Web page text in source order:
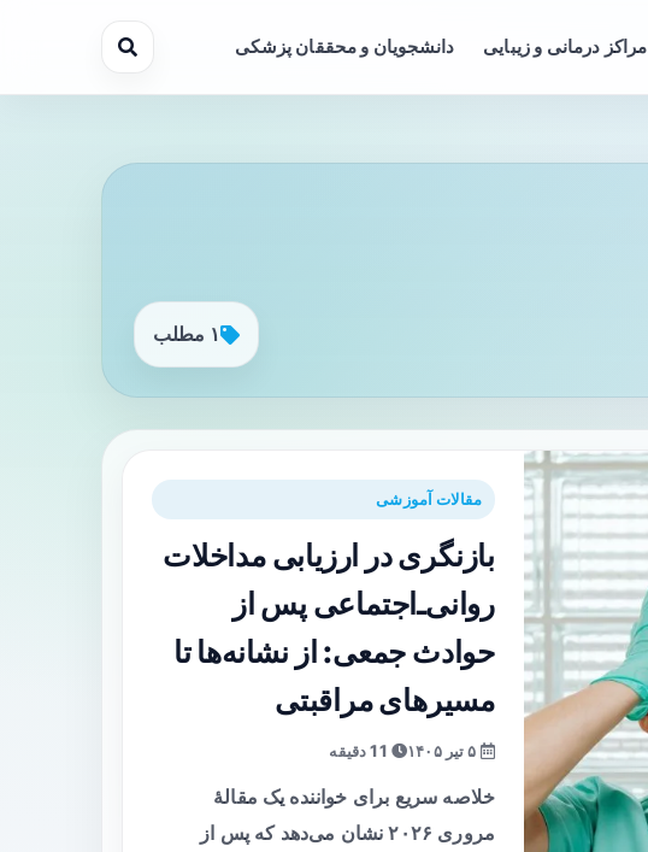
مراکز درمانی و زیبایی دانشجویان و محققان پزشکی
۱ مطلب
مقالات آموزشی
بازنگری در ارزیابی مداخلات
روانی‌ـ‌اجتماعی پس از
حوادث جمعی: از نشانه‌ها تا
مسیرهای مراقبتی
خلاصه سریع برای خواننده یک مقالهٔ
مروری ۲۰۲۶ نشان می‌دهد که پس از